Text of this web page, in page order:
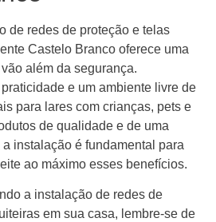
de redes de proteção e telas
Castelo Branco oferece uma
além da segurança.
e um ambiente livre de
para lares com crianças, pets e
de qualidade e de uma
instalação é fundamental para
ao máximo esses benefícios.
a instalação de redes de
em sua casa, lembre-se de